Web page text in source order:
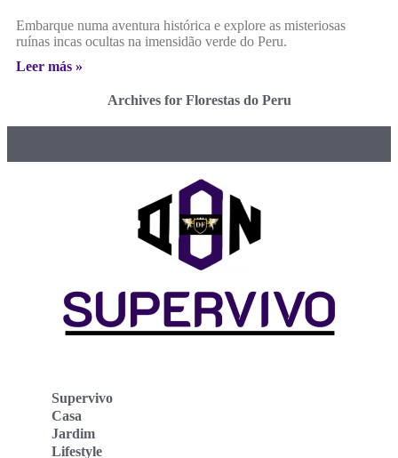
Embarque numa aventura histórica e explore as misteriosas
ruínas incas ocultas na imensidão verde do Peru.
Leer más »
Archives for Florestas do Peru
Supervivo
Casa
Jardim
Lifestyle